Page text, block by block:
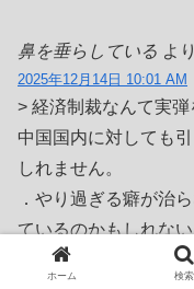
鼻を垂らしている よ
2025年12月14日 10:01 AM
> 経済制裁なんて実
中国国内に対しても
しれません。
．やり過ぎる癖が治
ているのかもしれない
ホーム 検索